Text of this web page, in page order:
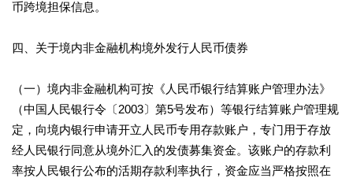
币跨境担保信息。
四、关于境内非金融机构境外发行人民币债券
（一）境内非金融机构可按《人民币银行结算账户管理办法》
（中国人民银行令〔2003〕第5号发布）等银行结算账户管理规
定，向境内银行申请开立人民币专用存款账户，专门用于存放
经人民银行同意从境外汇入的发债募集资金。该账户的存款利
率按人民银行公布的活期存款利率执行，资金应当严格按照在